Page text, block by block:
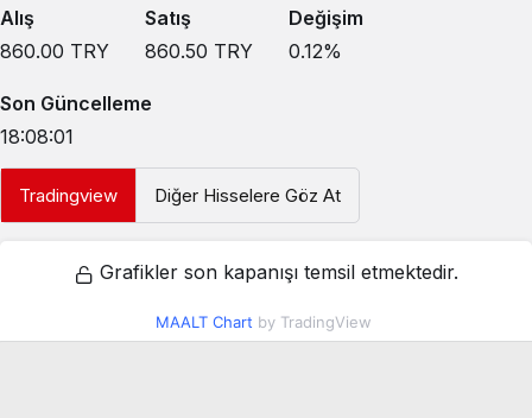
Alış
860.00 TRY
Satış
860.50 TRY
Değişim
0.12%
Son Güncelleme
18:08:01
Tradingview Diğer Hisselere Göz At
Grafikler son kapanışı temsil etmektedir.
MAALT Chart by TradingView